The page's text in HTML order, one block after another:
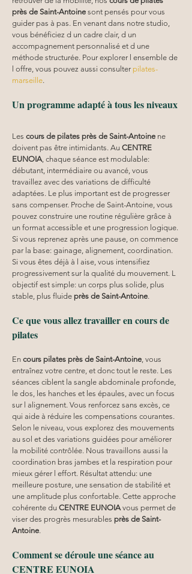
près de Saint-Antoine sont pensés pour vous
guider pas à pas. En venant dans notre studio,
vous bénéficiez d un cadre clair, d un
accompagnement personnalisé et d une
méthode structurée. Pour explorer l ensemble de
l offre, vous pouvez aussi consulter pilates-
marseille.
Un programme adapté à tous les niveaux
Les cours de pilates près de Saint-Antoine ne
doivent pas être intimidants. Au CENTRE
EUNOIA , chaque séance est modulable:
débutant, intermédiaire ou avancé, vous
travaillez avec des variations de difficulté
adaptées. Le plus important est de progresser
sans compenser. Proche de Saint-Antoine, vous
pouvez construire une routine régulière grâce à
un format accessible et une progression logique.
Si vous reprenez après une pause, on commence
par la base: gainage, alignement, coordination.
Si vous êtes déjà à l aise, vous intensifiez
progressivement sur la qualité du mouvement. L
objectif est simple: un corps plus solide, plus
stable, plus fluide près de Saint-Antoine.
Ce que vous allez travailler en cours de
pilates
En cours pilates près de Saint-Antoine , vous
entraînez votre centre, et donc tout le reste. Les
séances ciblent la sangle abdominale profonde,
le dos, les hanches et les épaules, avec un focus
sur l alignement. Vous renforcez sans excès, ce
qui aide à réduire les compensations courantes.
Selon le niveau, vous explorez des mouvements
au sol et des variations guidées pour améliorer
la mobilité contrôlée. Nous travaillons aussi la
coordination bras jambes et la respiration pour
mieux gérer l effort. Résultat attendu: une
meilleure posture, une sensation de stabilité et
une amplitude plus confortable. Cette approche
cohérente du CENTRE EUNOIA vous permet de
viser des progrès mesurables près de Saint-
Antoine.
Comment se déroule une séance au
CENTRE EUNOIA